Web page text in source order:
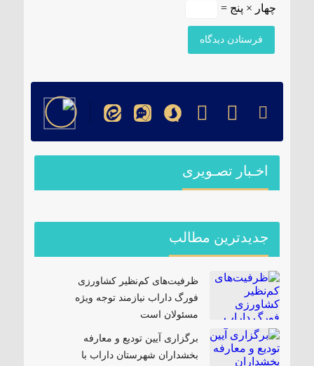
چهار × پنج =
اخـبار تصـویری
جدیدترین مطالب
ظرفیت‌های کم‌نظیر کشاورزی
فورگ داراب نیازمند توجه ویژه
مسئولان است
برگزاری آیین تودیع و معارفه
بخشداران شهرستان داراب با